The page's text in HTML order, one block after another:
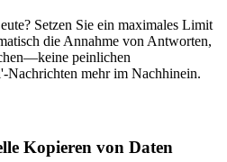
Setzen Sie ein maximales Limit
die Annahme von Antworten,
peinlichen
mehr im Nachhinein.
Kopieren von Daten